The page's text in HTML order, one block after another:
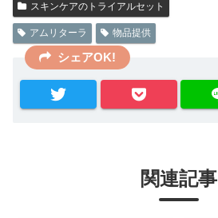
スキンケアのトライアルセット
アムリターラ 物品提供
シェアOK!
関連記事